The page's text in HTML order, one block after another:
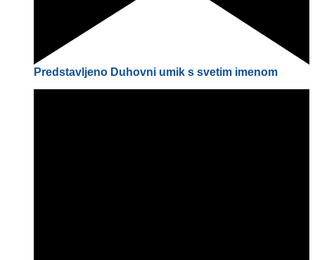
Predstavljeno Duhovni umik s svetim imenom